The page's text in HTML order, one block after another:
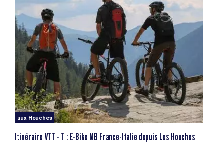
aux Houches
Itinéraire VTT - T : E-Bike MB France-Italie depuis Les Houches